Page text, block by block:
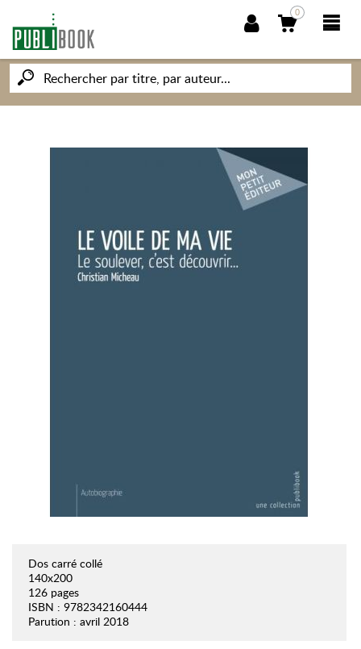
0
NOUVEAUTÉS
PUBLIBOOK
SOCIÉTÉ DES ÉCRIVAINS
CONNAISSANCES ET SAVOIRS
MON PETIT ÉDITEUR
Dos carré collé
140x200
126 pages
ISBN : 9782342160444
Parution : avril 2018